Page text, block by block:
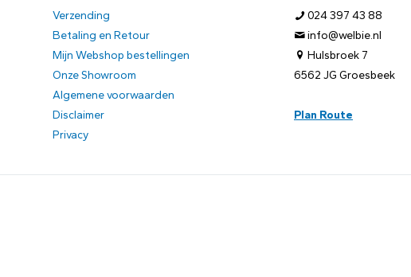
Verzending
Betaling en Retour
Mijn Webshop bestellingen
Onze Showroom
Algemene voorwaarden
Disclaimer
Privacy
024 397 43 88
info@welbie.nl
Hulsbroek 7
6562 JG Groesbeek
Plan Route